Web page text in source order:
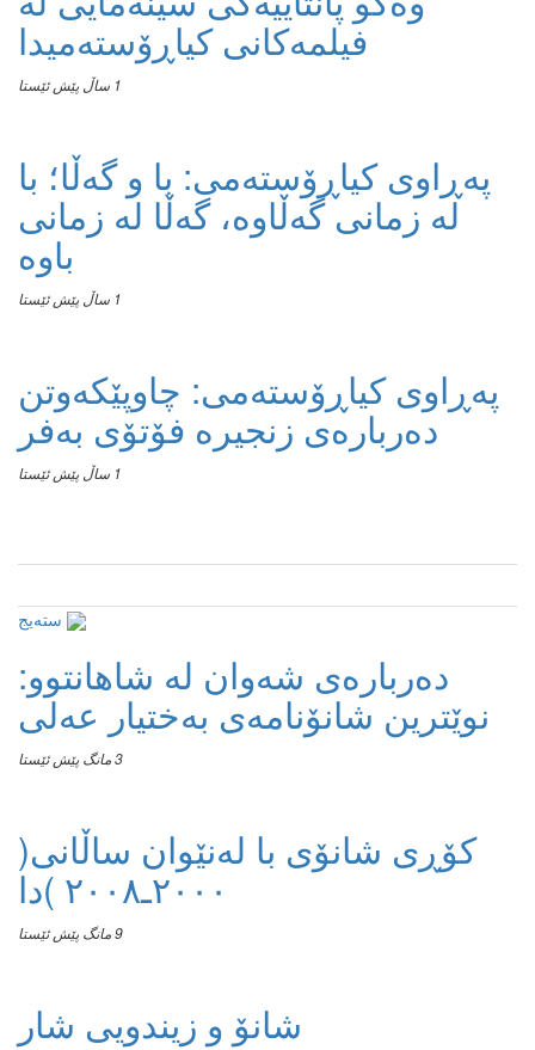
فیلمەکانی کیاڕۆستەمیدا
1 ساڵ پێش ئێستا
پەڕاوی کیاڕۆستەمی: با و گەڵا؛ با
لە زمانی گەڵاوە، گەڵا لە زمانی
باوە
1 ساڵ پێش ئێستا
پەڕاوی کیاڕۆستەمی: چاوپێکەوتن
دەربارەی زنجیرە فۆتۆی بەفر
1 ساڵ پێش ئێستا
دەربارەی شەوان لە شاهانتوو:
نوێترین شانۆنامەی بەختیار عەلی
3 مانگ پێش ئێستا
کۆڕی شانۆی با لەنێوان ساڵانی(
٢٠٠٠ـ٢٠٠٨ )دا
9 مانگ پێش ئێستا
شانۆ و زیندویی شار